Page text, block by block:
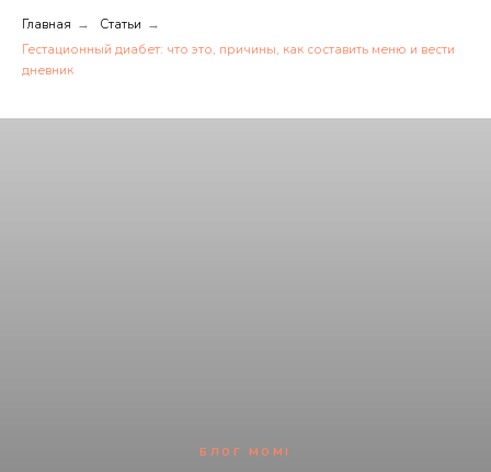
Главная → Статьи →
Гестационный диабет: что это, причины, как составить меню и вести
дневник
БЛОГ MOMI